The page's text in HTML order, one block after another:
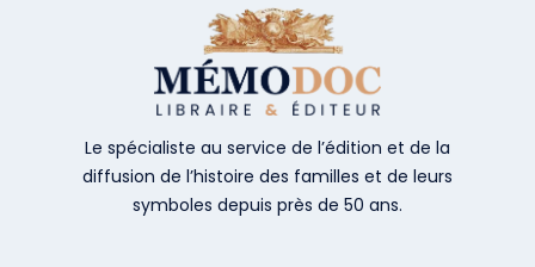
Le spécialiste au service de l’édition et de la
diffusion de l’histoire des familles et de leurs
symboles depuis près de 50 ans.